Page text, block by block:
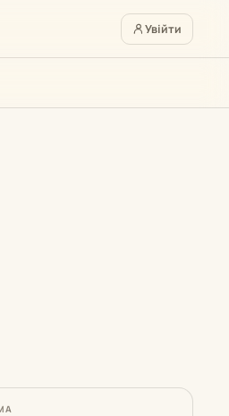
Увійти